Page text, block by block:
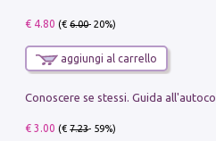
€ 4.80 (€6.00- 20%)
aggiungi al carrello
€ 3.00 (€7.23- 59%)